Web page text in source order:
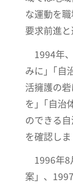
な運動を
要求前進と
1994年
みに」｢自
活擁護の
を」｢自治
のできる
を確認しま
1996年8
案」、